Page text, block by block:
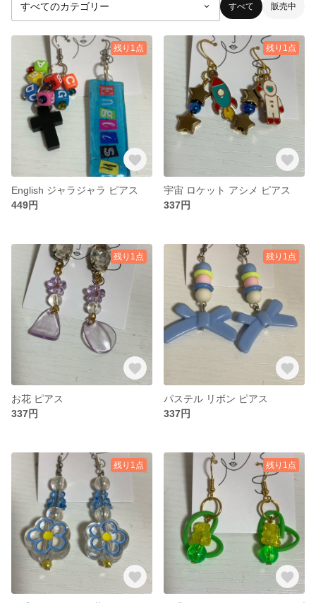
すべて 販売中
残り1点
English ジャラジャラ ピアス
449円
残り1点
宇宙 ロケット アシメ ピアス
337円
残り1点
お花 ピアス
337円
残り1点
パステル リボン ピアス
337円
残り1点 残り1点